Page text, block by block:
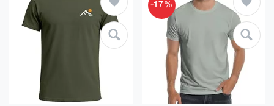
-17%